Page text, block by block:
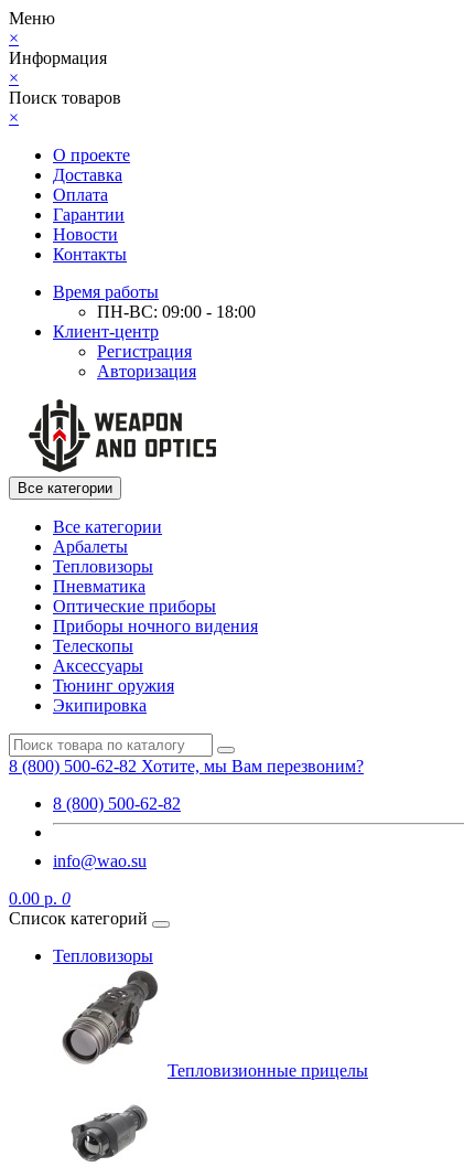
Меню
×
Информация
×
Поиск товаров
×
О проекте
Доставка
Оплата
Гарантии
Новости
Контакты
Время работы
ПН-ВС: 09:00 - 18:00
Клиент-центр
Регистрация
Авторизация
Все категории
Все категории
Арбалеты
Тепловизоры
Пневматика
Оптические приборы
Приборы ночного видения
Телескопы
Аксессуары
Тюнинг оружия
Экипировка
8 (800) 500-62-82 Хотите, мы Вам перезвоним?
8 (800) 500-62-82
info@wao.su
0.00 р. 0
Список категорий
Тепловизоры
Тепловизионные прицелы